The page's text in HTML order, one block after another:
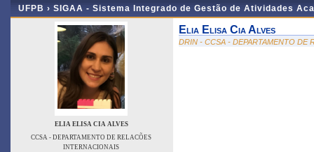
UFPB › SIGAA - Sistema Integrado de Gestão de Atividades
ELIA ELISA CIA ALVES
CCSA - DEPARTAMENTO DE RELACÕES
INTERNACIONAIS
Elia Elisa Cia Alves
DRIN - CCSA - DEPARTAMENTO DE